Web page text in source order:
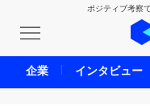
ポジティブ考察
企業 インタビュー